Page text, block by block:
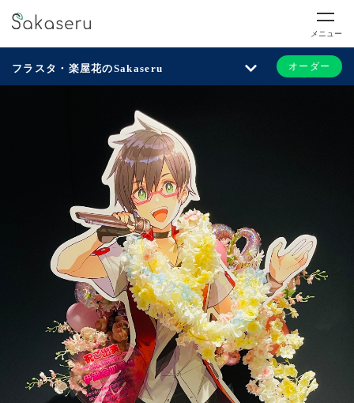
メニュー
フラスタ・楽屋花のSakaseru オーダー